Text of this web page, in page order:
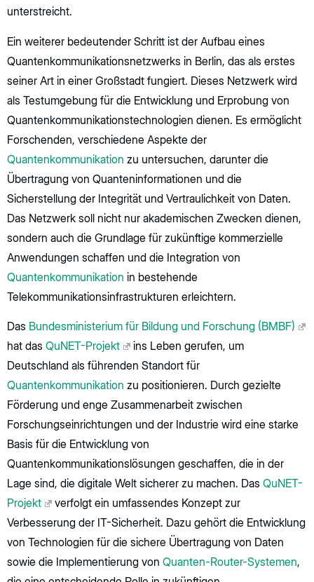
unterstreicht.
Ein weiterer bedeutender Schritt ist der Aufbau eines
Quantenkommunikationsnetzwerks in Berlin, das als erstes
seiner Art in einer Großstadt fungiert. Dieses Netzwerk wird
als Testumgebung für die Entwicklung und Erprobung von
Quantenkommunikationstechnologien dienen. Es ermöglicht
Forschenden, verschiedene Aspekte der
Quantenkommunikation zu untersuchen, darunter die
Übertragung von Quanteninformationen und die
Sicherstellung der Integrität und Vertraulichkeit von Daten.
Das Netzwerk soll nicht nur akademischen Zwecken dienen,
sondern auch die Grundlage für zukünftige kommerzielle
Anwendungen schaffen und die Integration von
Quantenkommunikation in bestehende
Telekommunikationsinfrastrukturen erleichtern.
Das Bundesministerium für Bildung und Forschung (BMBF)
hat das QuNET-Projekt
ins Leben gerufen, um
Deutschland als führenden Standort für
Quantenkommunikation zu positionieren. Durch gezielte
Förderung und enge Zusammenarbeit zwischen
Forschungseinrichtungen und der Industrie wird eine starke
Basis für die Entwicklung von
Quantenkommunikationslösungen geschaffen, die in der
Lage sind, die digitale Welt sicherer zu machen. Das QuNET-
Projekt
verfolgt ein umfassendes Konzept zur
Verbesserung der IT-Sicherheit. Dazu gehört die Entwicklung
von Technologien für die sichere Übertragung von Daten
sowie die Implementierung von Quanten-Router-Systemen,